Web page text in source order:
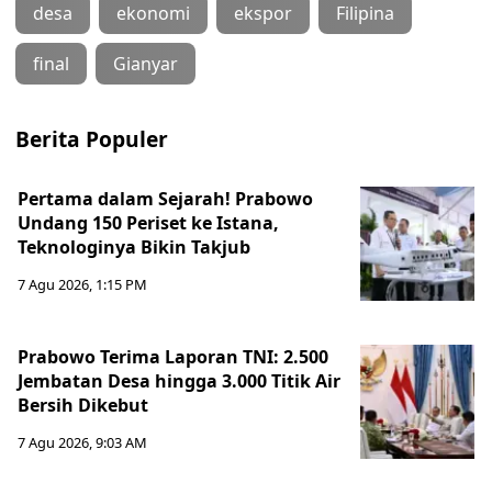
desa ekonomi ekspor Filipina
final Gianyar
Berita Populer
Pertama dalam Sejarah! Prabowo
Undang 150 Periset ke Istana,
Teknologinya Bikin Takjub
7 Agu 2026, 1:15 PM
Prabowo Terima Laporan TNI: 2.500
Jembatan Desa hingga 3.000 Titik Air
Bersih Dikebut
7 Agu 2026, 9:03 AM